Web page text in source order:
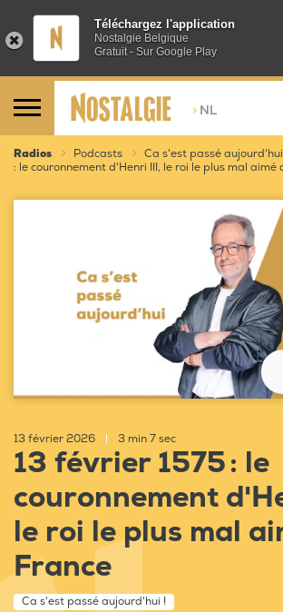
Téléchargez l'application
Nostalgie Belgique
Gratuit - Sur Google Play
> NL
Radios Podcasts Ca s'est passé
: le couronnement d'Henri III, le roi le plus mal aimé
13 février 2026 3 min 7 sec
13 février 1575 : le
couronnement
le roi le plus mal
France
Ca s'est passé aujourd'hui !